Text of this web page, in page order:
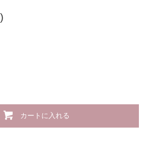
カートに入れる